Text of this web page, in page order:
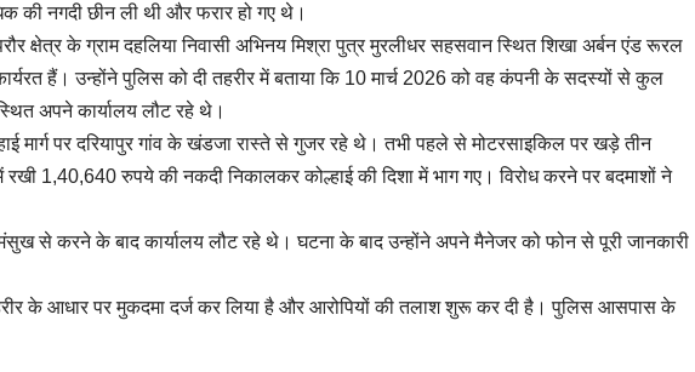
की नगदी छीन ली थी और फरार हो गए थे।
क्षेत्र के ग्राम दहलिया निवासी अभिनय मिश्रा पुत्र मुरलीधर सहसवान स्थित शिखा अर्बन एंड रूरल
हैं। उन्होंने पुलिस को दी तहरीर में बताया कि 10 मार्च 2026 को वह कंपनी के सदस्यों से कुल
अपने कार्यालय लौट रहे थे।
मार्ग पर दरियापुर गांव के खंडजा रास्ते से गुजर रहे थे। तभी पहले से मोटरसाइकिल पर खड़े तीन
1,40,640 रुपये की नकदी निकालकर कोल्हाई की दिशा में भाग गए। विरोध करने पर बदमाशों ने
मंसुख से करने के बाद कार्यालय लौट रहे थे। घटना के बाद उन्होंने अपने मैनेजर को फोन से पूरी जानकारी
के आधार पर मुकदमा दर्ज कर लिया है और आरोपियों की तलाश शुरू कर दी है। पुलिस आसपास के